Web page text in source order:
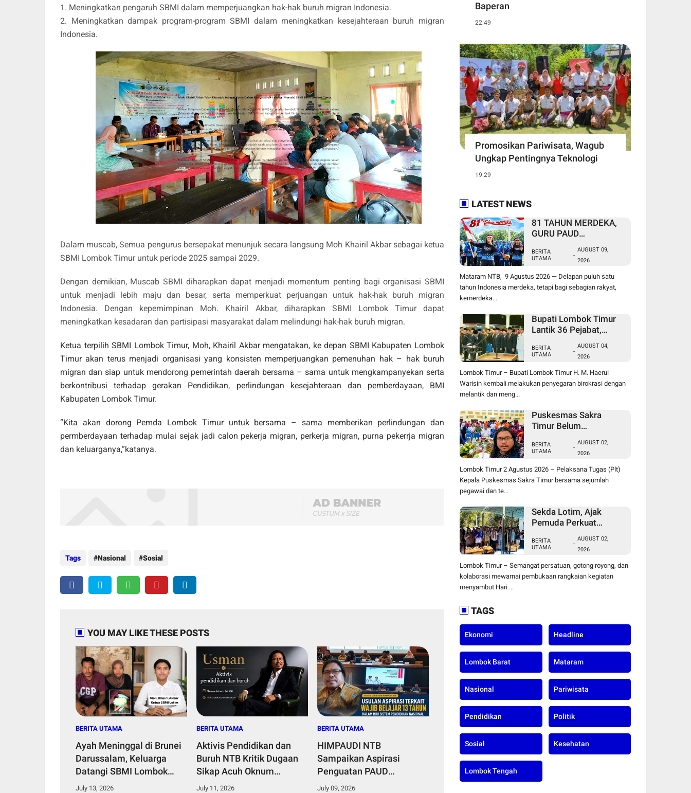
1. Meningkatkan pengaruh SBMI dalam memperjuangkan hak-hak buruh migran Indonesia.
2. Meningkatkan dampak program-program SBMI dalam meningkatkan kesejahteraan buruh migran
Indonesia.
Dalam muscab, Semua pengurus bersepakat menunjuk secara langsung Moh Khairil Akbar sebagai ketua
SBMI Lombok Timur untuk periode 2025 sampai 2029.
Dengan demikian, Muscab SBMI diharapkan dapat menjadi momentum penting bagi organisasi SBMI
untuk menjadi lebih maju dan besar, serta memperkuat perjuangan untuk hak-hak buruh migran
Indonesia. Dengan kepemimpinan Moh. Khairil Akbar, diharapkan SBMI Lombok Timur dapat
meningkatkan kesadaran dan partisipasi masyarakat dalam melindungi hak-hak buruh migran.
Ketua terpilih SBMI Lombok Timur, Moh, Khairil Akbar mengatakan, ke depan SBMI Kabupaten Lombok
Timur akan terus menjadi organisasi yang konsisten memperjuangkan pemenuhan hak – hak buruh
migran dan siap untuk mendorong pemerintah daerah bersama – sama untuk mengkampanyekan serta
berkontribusi terhadap gerakan Pendidikan, perlindungan kesejahteraan dan pemberdayaan, BMI
Kabupaten Lombok Timur.
“Kita akan dorong Pemda Lombok Timur untuk bersama – sama memberikan perlindungan dan
permberdayaan terhadap mulai sejak jadi calon pekerja migran, perkerja migran, purna pekerrja migran
dan keluarganya,”katanya.
Tags Nasional Sosial
YOU MAY LIKE THESE POSTS
BERITA UTAMA
Ayah Meninggal di Brunei
Darussalam, Keluarga
Datangi SBMI Lombok
Timur Mohon
July 13, 2026
BERITA UTAMA
Aktivis Pendidikan dan
Buruh NTB Kritik Dugaan
Sikap Acuh Oknum
Pejabat dalam Pelayanan
July 11, 2026
BERITA UTAMA
HIMPAUDI NTB
Sampaikan Aspirasi
Penguatan PAUD
Nonformal dalam
July 09, 2026
Baperan
22:49
Promosikan Pariwisata, Wagub
Ungkap Pentingnya Teknologi
19:29
LATEST NEWS
81 TAHUN MERDEKA,
GURU PAUD
PEKERJA MIGRAN
MASIH MENUNGGU
KEADILAN
BERITA
UTAMA
-
AUGUST 09,
2026
Mataram NTB, 9 Agustus 2026 — Delapan puluh satu
tahun Indonesia merdeka, tetapi bagi sebagian rakyat,
kemerdeka...
Bupati Lombok Timur
Lantik 36 Pejabat,
Jabatan Lama dan
Jabatan Baru
BERITA
UTAMA
-
AUGUST 04,
2026
Lombok Timur – Bupati Lombok Timur H. M. Haerul
Warisin kembali melakukan penyegaran birokrasi dengan
melantik dan meng...
Puskesmas Sakra
Timur Belum
SBM NTB Pertanyakan
Penempatan Plt Kepala
Puskesmas serta
Tenaga Kesehatan
BERITA
UTAMA
-
AUGUST 02,
2026
Lombok Timur 2 Agustus 2026 – Pelaksana Tugas (Plt)
Kepala Puskesmas Sakra Timur bersama sejumlah
pegawai dan te...
Sekda Lotim, Ajak
Pemuda Perkuat
Pembukaan Rangkaian
Kegiatan Menyambut
HUT ke-81
Kemerdekaan RI di
BERITA
UTAMA
-
AUGUST 02,
2026
Lombok Timur – Semangat persatuan, gotong royong, dan
kolaborasi mewarnai pembukaan rangkaian kegiatan
menyambut Hari ...
TAGS
Ekonomi Headline
Lombok Barat Mataram
Nasional Pariwisata
Pendidikan Politik
Sosial Kesehatan
Lombok Tengah